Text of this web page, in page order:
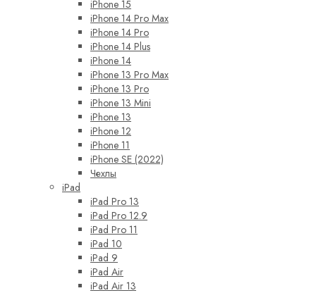
iPhone 15
iPhone 14 Pro Max
iPhone 14 Pro
iPhone 14 Plus
iPhone 14
iPhone 13 Pro Max
iPhone 13 Pro
iPhone 13 Mini
iPhone 13
iPhone 12
iPhone 11
iPhone SE (2022)
Чехлы
iPad
iPad Pro 13
iPad Pro 12.9
iPad Pro 11
iPad 10
iPad 9
iPad Air
iPad Air 13